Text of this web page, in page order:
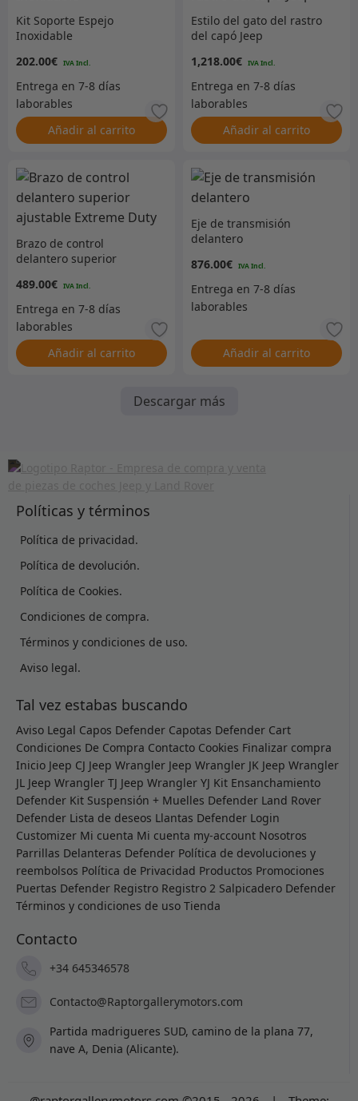
Kit Soporte Espejo
Inoxidable
202.00€
Añadir al carrito
Estilo del gato del rastro
del capó Jeep
1,218.00€
Añadir al carrito
Brazo de control
delantero superior
489.00€
Añadir al carrito
Eje de transmisión
delantero
876.00€
Añadir al carrito
Descargar más
Políticas y términos
Política de privacidad.
Política de devolución.
Política de Cookies.
Condiciones de compra.
Términos y condiciones de uso.
Aviso legal.
Tal vez estabas buscando
Aviso Legal Capos Defender Capotas Defender Cart
Condiciones De Compra Contacto Cookies Finalizar compra
Inicio Jeep CJ Jeep Wrangler Jeep Wrangler JK Jeep Wrangler
JL Jeep Wrangler TJ Jeep Wrangler YJ Kit Ensanchamiento
Defender Kit Suspensión + Muelles Defender Land Rover
Defender Lista de deseos Llantas Defender Login
Customizer Mi cuenta Mi cuenta my-account Nosotros
Parrillas Delanteras Defender Política de devoluciones y
reembolsos Política de Privacidad Productos Promociones
Puertas Defender Registro Registro 2 Salpicadero Defender
Términos y condiciones de uso Tienda
Contacto
+34 645346578
Contacto@Raptorgallerymotors.com
Partida madrigueres SUD, camino de la plana 77,
nave A, Denia (Alicante).